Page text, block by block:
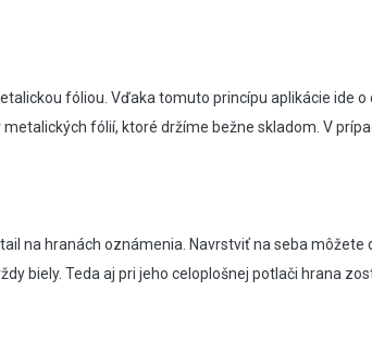
fóliou. Vďaka tomuto princípu aplikácie ide
fólií, ktoré držíme bežne skladom. V
na hranách oznámenia. Navrstviť na seba môžete
biely. Teda aj pri jeho celoplošnej potlači hrana